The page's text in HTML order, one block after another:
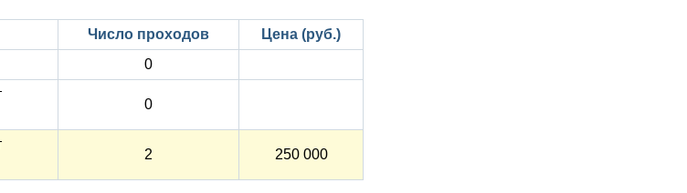
Число проходов
Цена (руб.)
0
0
2 250 000